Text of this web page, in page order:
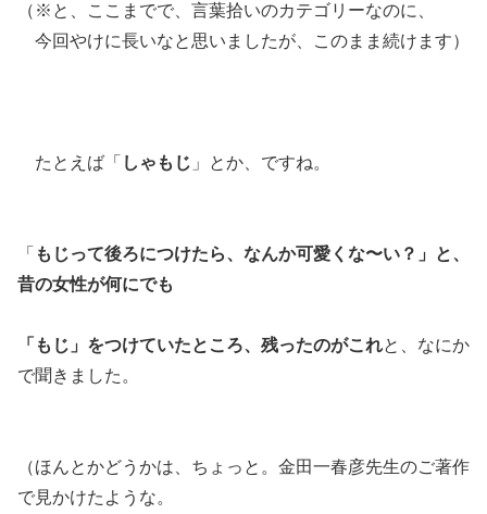
（※と、ここまでで、言葉拾いのカテゴリーなのに、
今回やけに長いなと思いましたが、このまま続けます）
たとえば「 しゃもじ 」とか、ですね。
「 もじって後ろにつけたら、なんか可愛くな〜い？」と、
昔の女性が何にでも
「もじ」をつけていたところ、残ったのがこれと、なにか
で聞きました。
（ほんとかどうかは、ちょっと。金田一春彦先生のご著作
で見かけたような。